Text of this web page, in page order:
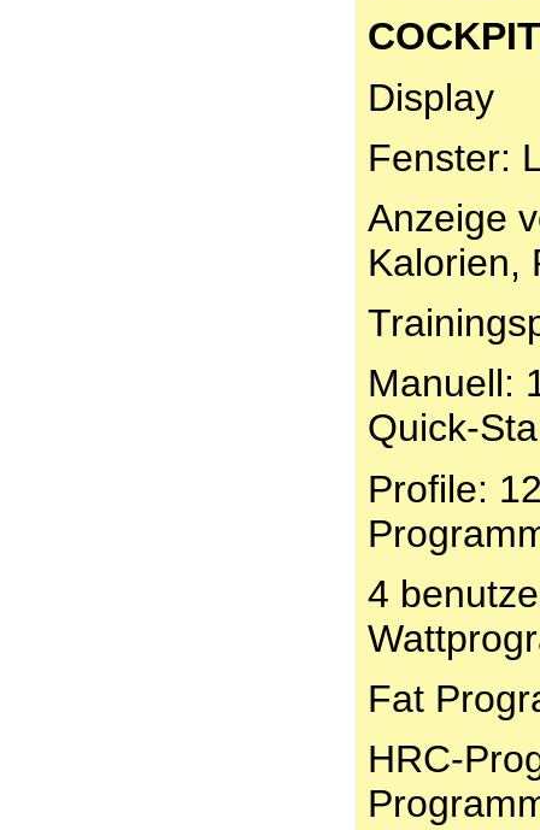
COCKPIT
Display
Fenster:
Anzeige
Kalorien,
Manuell:
Quick-
Profile:
4
Fat
HRC-